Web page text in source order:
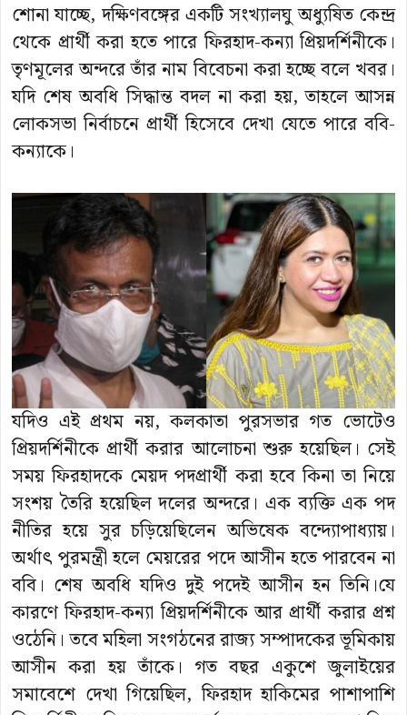
শোনা যাচ্ছে, দক্ষিণবঙ্গের একটি সংখ্যালঘু অধ্যুষিত কেন্দ্র
থেকে প্রার্থী করা হতে পারে ফিরহাদ-কন্যা প্রিয়দর্শিনীকে।
তৃণমূলের অন্দরে তাঁর নাম বিবেচনা করা হচ্ছে বলে খবর।
যদি শেষ অবধি সিদ্ধান্ত বদল না করা হয়, তাহলে আসন্ন
লোকসভা নির্বাচনে প্রার্থী হিসেবে দেখা যেতে পারে ববি-
কন্যাকে।
যদিও এই প্রথম নয়, কলকাতা পুরসভার গত ভোটেও
প্রিয়দর্শিনীকে প্রার্থী করার আলোচনা শুরু হয়েছিল। সেই
সময় ফিরহাদকে মেয়দ পদপ্রার্থী করা হবে কিনা তা নিয়ে
সংশয় তৈরি হয়েছিল দলের অন্দরে। এক ব্যক্তি এক পদ
নীতির হয়ে সুর চড়িয়েছিলেন অভিষেক বন্দ্যোপাধ্যায়।
অর্থাত্‍ পুরমন্ত্রী হলে মেয়রের পদে আসীন হতে পারবেন না
ববি। শেষ অবধি যদিও দুই পদেই আসীন হন তিনি।যে
কারণে ফিরহাদ-কন্যা প্রিয়দর্শিনীকে আর প্রার্থী করার প্রশ্ন
ওঠেনি। তবে মহিলা সংগঠনের রাজ্য সম্পাদকের ভূমিকায়
আসীন করা হয় তাঁকে। গত বছর একুশে জুলাইয়ের
সমাবেশে দেখা গিয়েছিল, ফিরহাদ হাকিমের পাশাপাশি